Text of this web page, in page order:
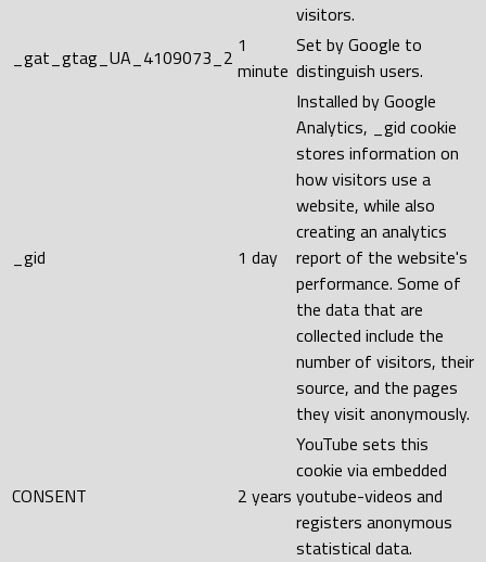
visitors.
_gat_gtag_UA_4109073_2 1
minute
Set by Google to
distinguish users.
_gid 1 day
Installed by Google
Analytics, _gid cookie
stores information on
how visitors use a
website, while also
creating an analytics
report of the website's
performance. Some of
the data that are
collected include the
number of visitors, their
source, and the pages
they visit anonymously.
CONSENT 2 years
YouTube sets this
cookie via embedded
youtube-videos and
registers anonymous
statistical data.